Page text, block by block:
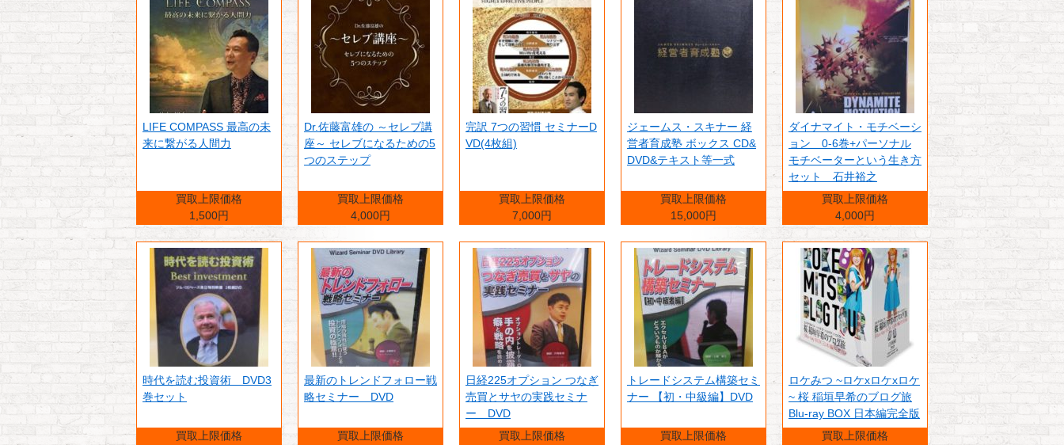
LIFE COMPASS 最高の未
来に繋がる人間力
買取上限価格
1,500円
Dr.佐藤富雄の ～セレブ講
座～ セレブになるための5
つのステップ
買取上限価格
4,000円
完訳 7つの習慣 セミナーD
VD(4枚組)
買取上限価格
7,000円
ジェームス・スキナー 経
営者育成塾 ボックス CD&
DVD&テキスト等一式
買取上限価格
15,000円
ダイナマイト・モチベーシ
ョン 0-6巻+パーソナル
モチベーターという生き方
セット 石井裕之
買取上限価格
4,000円
時代を読む投資術 DVD3
巻セット
買取上限価格
最新のトレンドフォロー戦
略セミナー DVD
買取上限価格
日経225オプション つなぎ
売買とサヤの実践セミナ
ー DVD
買取上限価格
トレードシステム構築セミ
ナー 【初・中級編】DVD
買取上限価格
ロケみつ ~ロケxロケxロケ
~ 桜 稲垣早希のブログ旅
Blu-ray BOX 日本編完全版
買取上限価格